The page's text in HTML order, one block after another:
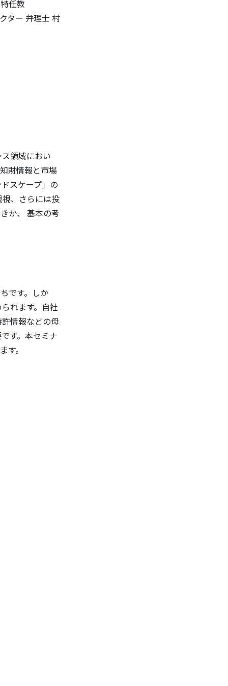
任教
ー 弁理士 村
領域におい
財情報と市場
スケープ」の
、さらには投
か、 基本の考
です。しか
れます。自社
情報などの母
す。本セミナ
す。